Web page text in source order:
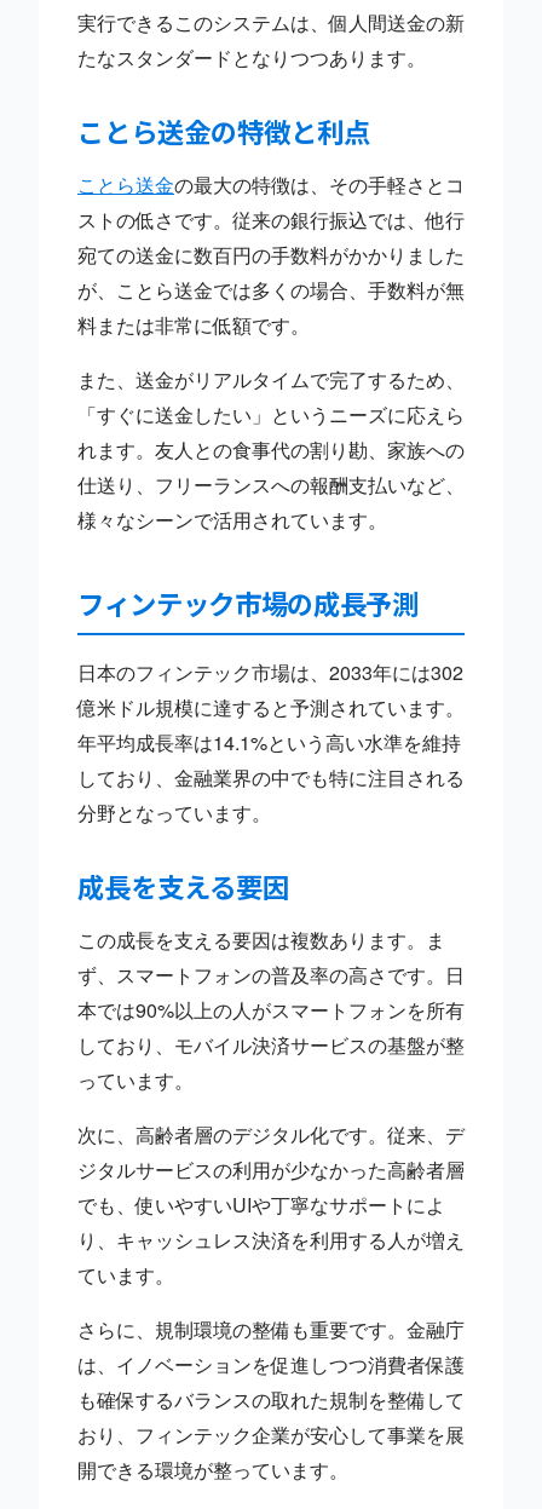
実行できるこのシステムは、個人間送金の新
たなスタンダードとなりつつあります。
ことら送金の特徴と利点
ことら送金の最大の特徴は、その手軽さとコ
ストの低さです。従来の銀行振込では、他行
宛ての送金に数百円の手数料がかかりました
が、ことら送金では多くの場合、手数料が無
料または非常に低額です。
また、送金がリアルタイムで完了するため、
「すぐに送金したい」というニーズに応えら
れます。友人との食事代の割り勘、家族への
仕送り、フリーランスへの報酬支払いなど、
様々なシーンで活用されています。
フィンテック市場の成長予測
日本のフィンテック市場は、2033年には302
億米ドル規模に達すると予測されています。
年平均成長率は14.1%という高い水準を維持
しており、金融業界の中でも特に注目される
分野となっています。
成長を支える要因
この成長を支える要因は複数あります。ま
ず、スマートフォンの普及率の高さです。日
本では90%以上の人がスマートフォンを所有
しており、モバイル決済サービスの基盤が整
っています。
次に、高齢者層のデジタル化です。従来、デ
ジタルサービスの利用が少なかった高齢者層
でも、使いやすいUIや丁寧なサポートによ
り、キャッシュレス決済を利用する人が増え
ています。
さらに、規制環境の整備も重要です。金融庁
は、イノベーションを促進しつつ消費者保護
も確保するバランスの取れた規制を整備して
おり、フィンテック企業が安心して事業を展
開できる環境が整っています。